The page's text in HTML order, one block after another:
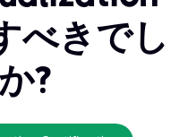
べきでし
?